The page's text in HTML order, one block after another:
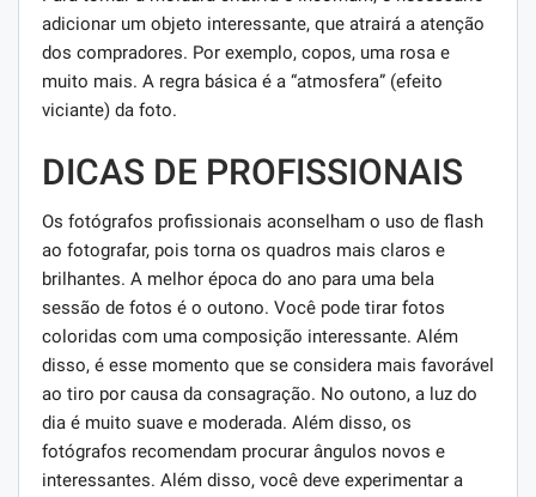
adicionar um objeto interessante, que atrairá a atenção
dos compradores. Por exemplo, copos, uma rosa e
muito mais. A regra básica é a “atmosfera” (efeito
viciante) da foto.
DICAS DE PROFISSIONAIS
Os fotógrafos profissionais aconselham o uso de flash
ao fotografar, pois torna os quadros mais claros e
brilhantes. A melhor época do ano para uma bela
sessão de fotos é o outono. Você pode tirar fotos
coloridas com uma composição interessante. Além
disso, é esse momento que se considera mais favorável
ao tiro por causa da consagração. No outono, a luz do
dia é muito suave e moderada. Além disso, os
fotógrafos recomendam procurar ângulos novos e
interessantes. Além disso, você deve experimentar a